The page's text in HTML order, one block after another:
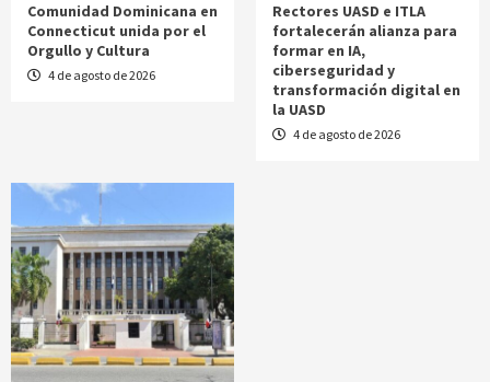
Comunidad Dominicana en
Connecticut unida por el
Orgullo y Cultura
4 de agosto de 2026
Rectores UASD e ITLA
fortalecerán alianza para
formar en IA,
ciberseguridad y
transformación digital en
la UASD
4 de agosto de 2026